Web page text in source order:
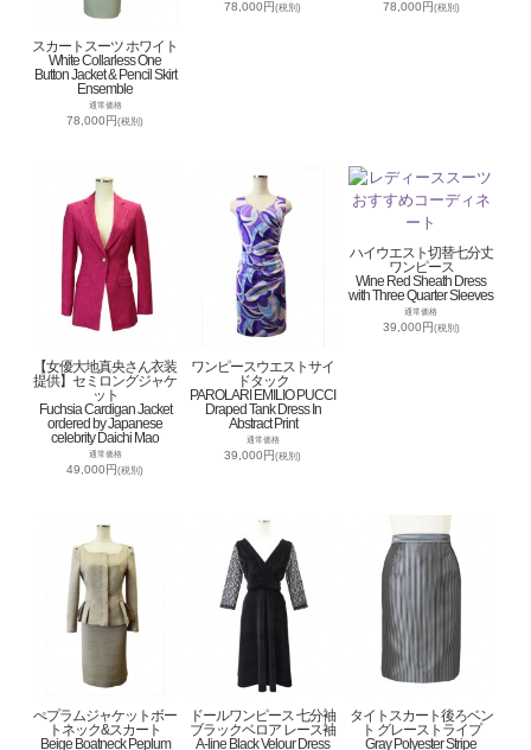
スカートスーツ ホワイト
White Collarless One
Button Jacket & Pencil Skirt
Ensemble
通常価格
78,000円(税別)
78,000円(税別) 78,000円(税別)
【女優大地真央さん衣装
提供】セミロングジャケ
ット
Fuchsia Cardigan Jacket
ordered by Japanese
celebrity Daichi Mao
通常価格
49,000円(税別)
ワンピースウエストサイ
ドタック
PAROLARI EMILIO PUCCI
Draped Tank Dress In
Abstract Print
通常価格
39,000円(税別)
ハイウエスト切替七分丈
ワンピース
Wine Red Sheath Dress
with Three Quarter Sleeves
通常価格
39,000円(税別)
ぺプラムジャケットボー
トネック&スカート
Beige Boatneck Peplum
ドールワンピース 七分袖
ブラックベロア レース袖
A-line Black Velour Dress
タイトスカート後ろベン
ト グレーストライプ
Gray Polyester Stripe